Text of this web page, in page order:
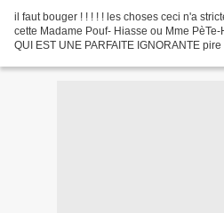
il faut bouger ! ! ! ! ! les choses ceci n'a
cette Madame Pouf- Hiasse ou Mme
QUI EST UNE PARFAITE IGNORANTE